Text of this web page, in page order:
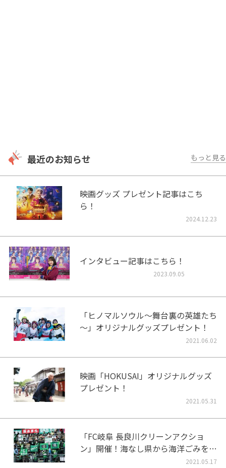
最近のお知らせ もっと見る
映画グッズ プレゼント記事はこち
ら！
2024.12.23
インタビュー記事はこちら！
2023.09.05
「ヒノマルソウル～舞台裏の英雄たち
～」オリジナルグッズプレゼント！
2021.06.02
映画「HOKUSAI」オリジナルグッズ
プレゼント！
2021.05.31
「FC岐阜 長良川クリーンアクショ
ン」開催！海なし県から海洋ごみをな
2021.05.17